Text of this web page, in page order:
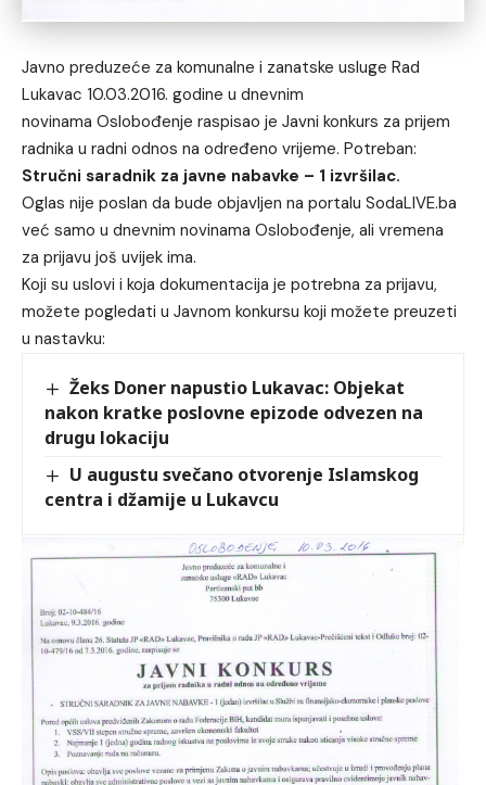
Javno preduzeće za komunalne i zanatske usluge Rad
Lukavac 10.03.2016. godine u dnevnim
novinama Oslobođenje raspisao je Javni konkurs za prijem
radnika u radni odnos na određeno vrijeme. Potreban:
Stručni saradnik za javne nabavke – 1 izvršilac.
Oglas nije poslan da bude objavljen na portalu SodaLIVE.ba
već samo u dnevnim novinama Oslobođenje, ali vremena
za prijavu još uvijek ima.
Koji su uslovi i koja dokumentacija je potrebna za prijavu,
možete pogledati u Javnom konkursu koji možete preuzeti
u nastavku:
Žeks Doner napustio Lukavac: Objekat
nakon kratke poslovne epizode odvezen na
drugu lokaciju
U augustu svečano otvorenje Islamskog
centra i džamije u Lukavcu